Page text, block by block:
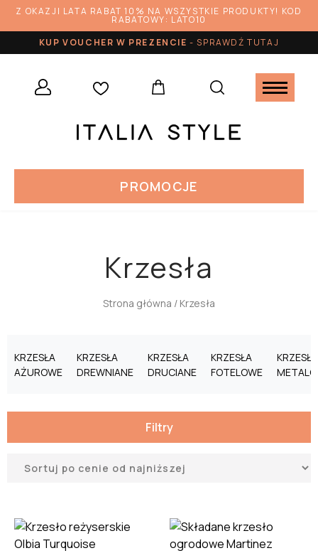
Z OKAZJI LATA RABAT 10% NA WSZYSTKIE PRODUKTY! KOD
RABATOWY: LATO10
KUP VOUCHER W PREZENCIE-SPRAWDŹ TUTAJ
PROMOCJE
Krzesła
Strona główna / Krzesła
KRZESŁA
AŻUROWE
KRZESŁA
DREWNIANE
KRZESŁA
DRUCIANE
KRZESŁA
FOTELOWE
KRZESŁA
Filtry